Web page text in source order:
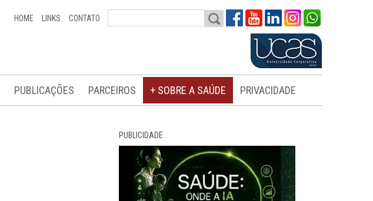
HOME LINKS CONTATO
PUBLICAÇÕES PARCEIROS + SOBRE A SAÚDE PRIVACIDADE
PUBLICIDADE